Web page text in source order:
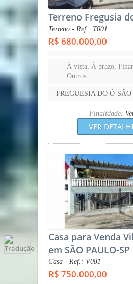
Terreno Fregusia
Terreno - Ref.: T001
R$ 680.000,00
À vista, À prazo,
Outros...
FREGUESIA DO Ó-SÃO
Finalidade:
VER
Casa para Venda
em SÃO PAULO-SP
Casa - Ref.: V081
R$ 750.000,00